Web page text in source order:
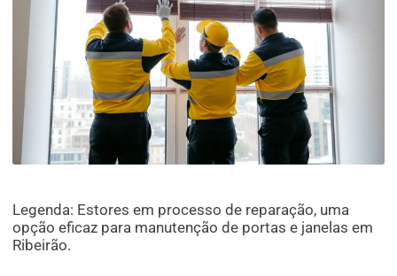
Legenda: Estores em processo de reparação, uma
opção eficaz para manutenção de portas e janelas em
Ribeirão.